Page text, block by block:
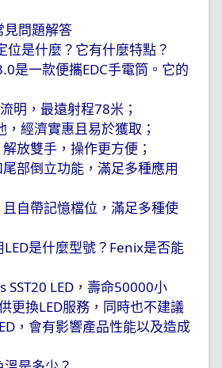
見問題解答
位是什麼？它有什麼特點？
是一款便攜EDC手電筒。它的
流明，最遠射程78米；
，經濟實惠且易於獲取；
放雙手，操作更方便；
部倒立功能，滿足多種應用
自帶記憶檔位，滿足多種使
LED是什麼型號？ Fenix是否能
SST20 LED ，壽命50000小
更換LED服務，同時也不建議
，會有影響產品性能以及造成